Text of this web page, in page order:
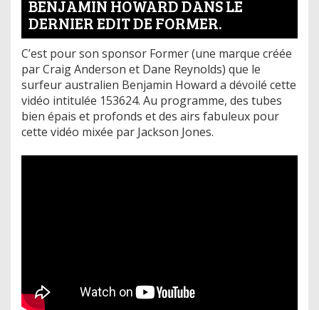
BENJAMIN HOWARD DANS LE
DERNIER EDIT DE FORMER.
C’est pour son sponsor Former (une marque créée
par Craig Anderson et Dane Reynolds) que le
surfeur australien Benjamin Howard a dévoilé cette
vidéo intitulée 153624. Au programme, des tubes
bien épais et profonds et des airs fabuleux pour
cette vidéo mixée par Jackson Jones.